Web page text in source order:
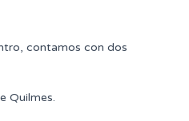
contamos con dos
Quilmes.